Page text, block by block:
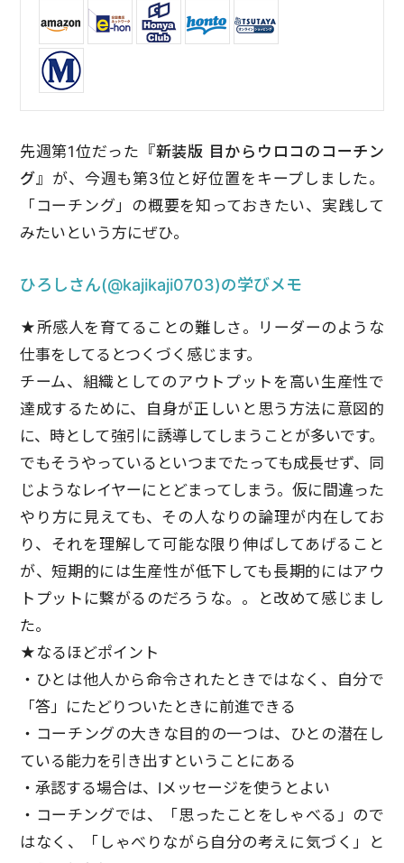
先週第1位だった 『新装版 目からウロコのコーチン
グ』 が、今週も第3位と好位置をキープしました。
「コーチング」の概要を知っておきたい、実践して
みたいという方にぜひ。
ひろしさん(@kajikaji0703)の学びメモ
★所感 人を育てることの難しさ。リーダーのような
仕事をしてるとつくづく感じます。
チーム、組織としてのアウトプットを高い生産性で
達成するために、自身が正しいと思う方法に意図的
に、時として強引に誘導してしまうことが多いです。
でもそうやっているといつまでたっても成長せず、同
じようなレイヤーにとどまってしまう。仮に間違った
やり方に見えても、その人なりの論理が内在してお
り、それを理解して可能な限り伸ばしてあげること
が、短期的には生産性が低下しても長期的にはアウ
トプットに繋がるのだろうな。。と改めて感じまし
た。
★なるほどポイント
・ひとは他人から命令されたときではなく、自分で
「答」にたどりついたときに前進できる
・コーチングの大きな目的の一つは、ひとの潜在し
ている能力を引き出すということにある
・承認する場合は、Iメッセージを使うとよい
・コーチングでは、「思ったことをしゃべる」ので
はなく、「しゃべりながら自分の考えに気づく」と